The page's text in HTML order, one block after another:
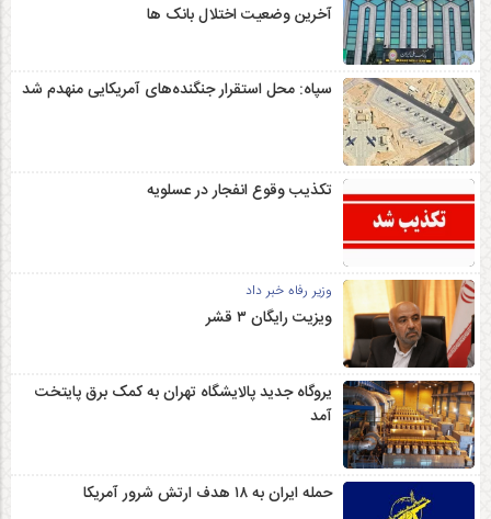
آخرین وضعیت اختلال بانک ها
سپاه: محل استقرار جنگنده‌های آمریکایی منهدم شد
تکذیب وقوع انفجار در عسلویه
وزیر رفاه خبر داد
ویزیت رایگان ۳ قشر
یروگاه جدید پالایشگاه تهران به کمک برق پایتخت
آمد
حمله ایران به ۱۸ هدف ارتش شرور آمریکا